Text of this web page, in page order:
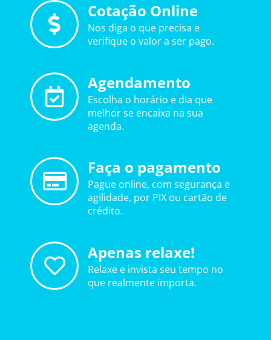
Cotação Online
Nos diga o que precisa e
verifique o valor a ser pago.
Agendamento
Escolha o horário e dia que
melhor se encaixa na sua
agenda.
Faça o pagamento
Pague online, com segurança e
agilidade, por PIX ou cartão de
crédito.
Apenas relaxe!
Relaxe e invista seu tempo no
que realmente importa.